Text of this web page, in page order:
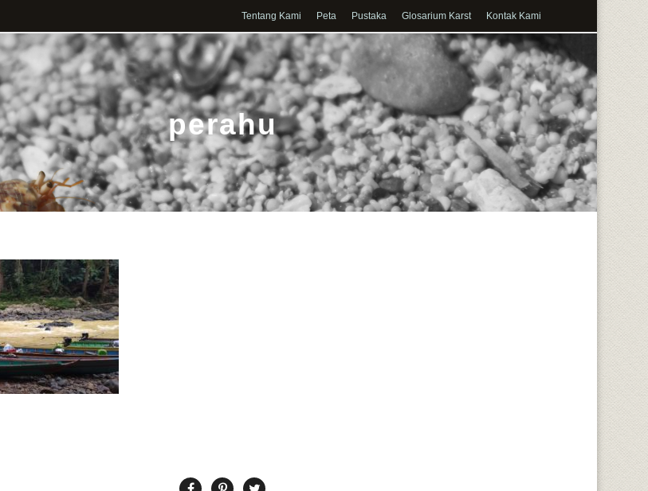
Tentang Kami Peta Pustaka Glosarium Karst Kontak Kami
perahu